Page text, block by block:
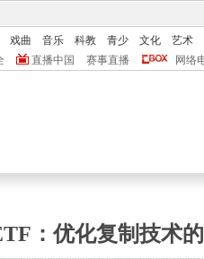
戏曲 音乐 科教 青少 文化
艺术
直播中国 赛事直播 网络
：优化复制技术